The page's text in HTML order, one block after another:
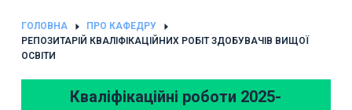
мГОЛОВНА
ПРО КАФЕДРУ
РЕПОЗИТАРІЙ КВАЛІФІКАЦІЙНИХ РОБІТ ЗДОБУВАЧІВ ВИЩОЇ
ОСВІТИ
Кваліфікаційні роботи 2025-